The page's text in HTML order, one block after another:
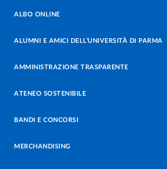
ALBO ONLINE
ALUMNI E AMICI DELL’UNIVERSITÀ DI PARMA
AMMINISTRAZIONE TRASPARENTE
ATENEO SOSTENIBILE
BANDI E CONCORSI
MERCHANDISING